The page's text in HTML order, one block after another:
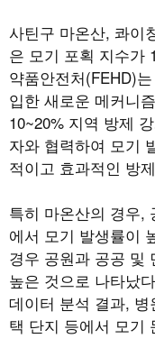
사틴구 마온산, 콰이
은 모기 포획 지수가
약품안전처(FEHD)
입한 새로운 메커니즘
10~20% 지역 방제
자와 협력하여 모기
적이고 효과적인 방
특히 마온산의 경우,
에서 모기 발생률이
경우 공원과 공공 및
높은 것으로 나타났다
데이터 분석 결과, 병
택 단지 등에서 모기